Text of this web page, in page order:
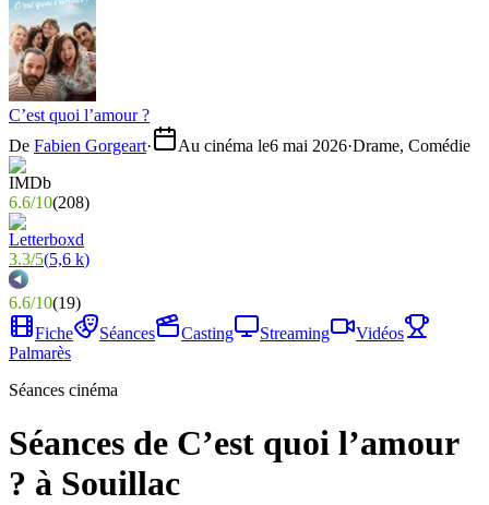
C’est quoi l’amour ?
De Fabien Gorgeart· Au cinéma le6 mai 2026·Drame, Comédie
6.6/10(208)
3.3/5(5,6 k)
6.6/10(19)
Fiche
Séances Casting Streaming
Vidéos
Palmarès
Séances cinéma
Séances de C’est quoi l’amour
? à Souillac